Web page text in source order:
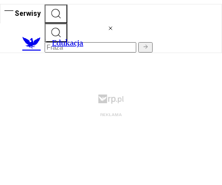
Serwisy
Edukacja